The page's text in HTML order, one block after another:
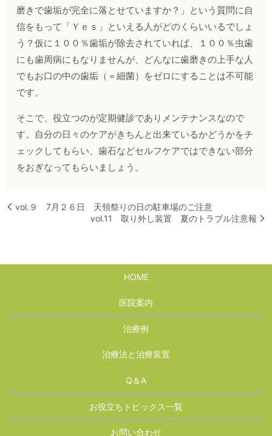
磨きで歯垢が完全に落とせていますか？」という質問に自
信をもって「Ｙｅｓ」といえる人がどのくらいいるでしょ
う？仮に１００％歯垢が除去されていれば、１００％虫歯
にも歯周病にもなりませんが、どんなに歯磨きの上手な人
でもお口の中の歯垢（＝細菌）をゼロにすることは不可能
です。
そこで、役立つのが定期健診でありメンテナンスなので
す。自分の日々のケアがきちんと出来ているかどうかをチ
ェックしてもらい、歯石などセルフケアではできない部分
をおぎなってもらいましょう。
vol.９ 7月２６日 天領祭りの日の駐車場のご注意
vol.11 取り外し装置 夏のトラブル注意報
HOME
医院案内
治療例
治療法と治療装置
Q＆A
お役立ちトピックス一覧
お問い合わせ